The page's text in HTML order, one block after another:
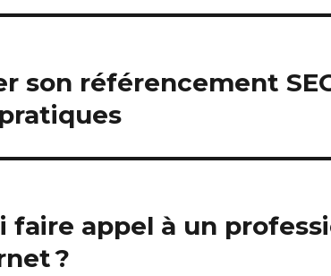
son référencement
faire appel à un
?